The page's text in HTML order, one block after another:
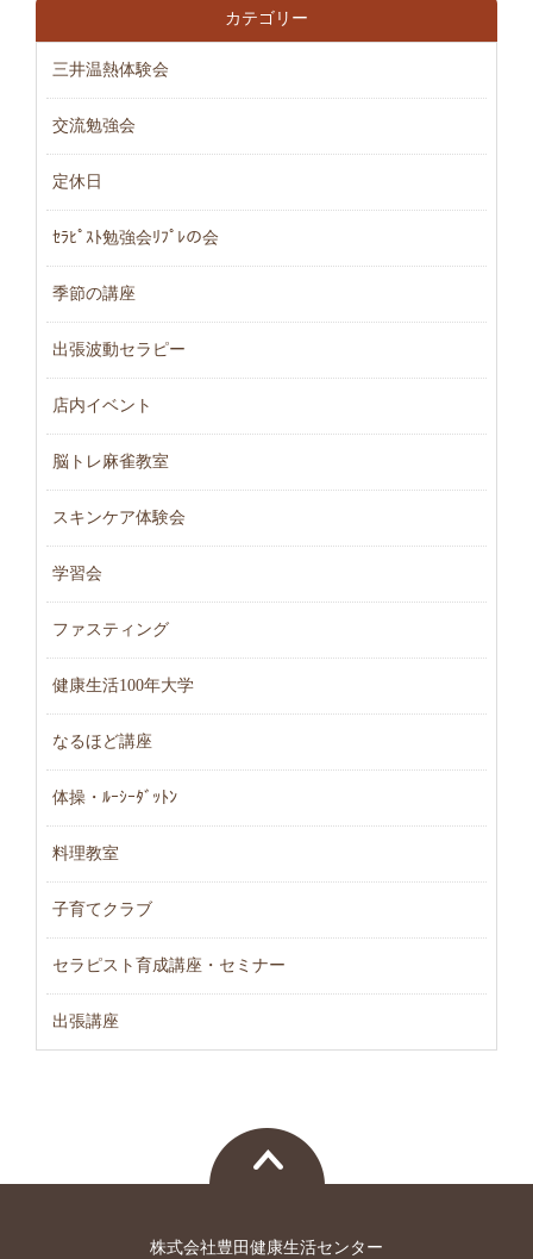
カテゴリー
三井温熱体験会
交流勉強会
定休日
ｾﾗﾋﾟｽﾄ勉強会ﾘﾌﾟﾚの会
季節の講座
出張波動セラピー
店内イベント
脳トレ麻雀教室
スキンケア体験会
学習会
ファスティング
健康生活100年大学
なるほど講座
体操・ﾙｰｼｰﾀﾞｯﾄﾝ
料理教室
子育てクラブ
セラピスト育成講座・セミナー
出張講座
株式会社豊田健康生活センター